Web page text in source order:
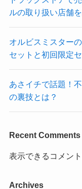
ルの取り扱い店舗を
オルビスミスター
セットと初回限定
あさイチで話題！
の裏技とは？
Recent Comments
表示できるコメン
Archives